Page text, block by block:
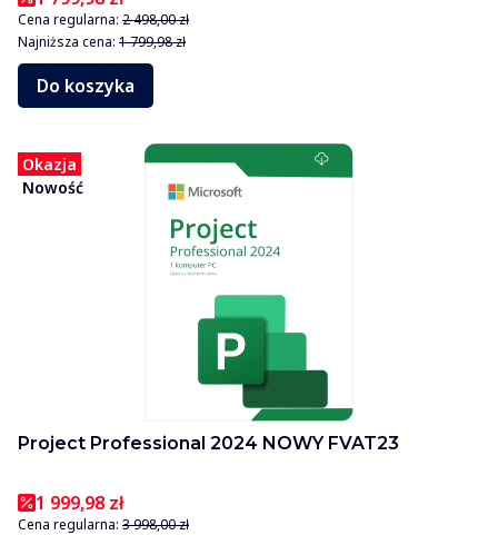
Cena regularna: 2 498,00 zł
Najniższa cena: 1 799,98 zł
Do koszyka
Okazja
Nowość
Project Professional 2024 NOWY FVAT23
1 999,98 zł
Cena regularna: 3 998,00 zł